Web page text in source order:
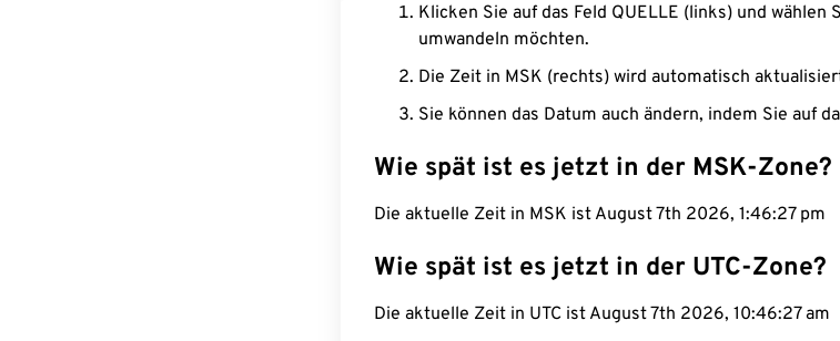
Klicken Sie auf das Feld QUELLE (links) und wählen
umwandeln möchten.
Die Zeit in MSK (rechts) wird automatisch
Sie können das Datum auch ändern, indem Sie auf
Wie spät ist es jetzt in der MSK-Zone?
Die aktuelle Zeit in MSK ist August 7th 2026, 1:46:28 pm
Wie spät ist es jetzt in der UTC-Zone?
Die aktuelle Zeit in UTC ist August 7th 2026, 10:46:28 am